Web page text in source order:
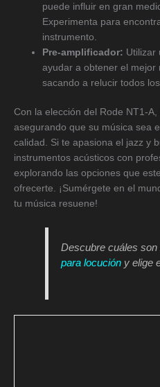
puede influir en gran
Experimenta para
instrumento.
Pre-amplificador: Utilizar
ayudar a obtener el mejor
sacando a relucir todos
Con la elección del Rode NT1-
asegurando que su música sea
calidad. Si te apasiona el jazz y
instrumentos acústicos con
explorando las opciones que
ofrecerte. ¡Sumérgete en el
tu música resuene!
Descubre cuáles
para locución y elige